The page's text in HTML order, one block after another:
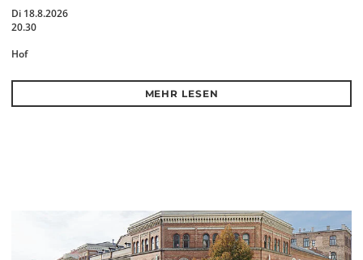
Di 18.8.2026
20.30
Hof
MEHR LESEN